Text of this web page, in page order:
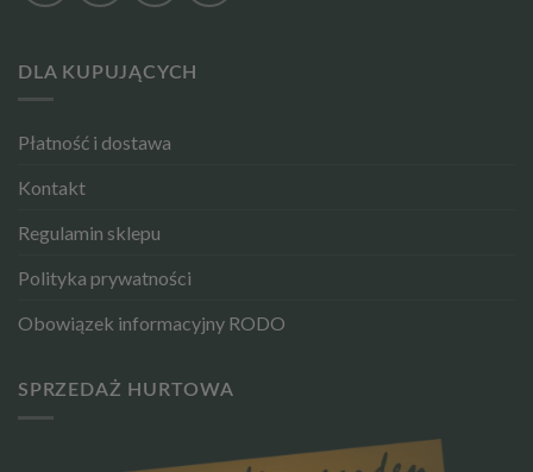
DLA KUPUJĄCYCH
Płatność i dostawa
Kontakt
Regulamin sklepu
Polityka prywatności
Obowiązek informacyjny RODO
SPRZEDAŻ HURTOWA